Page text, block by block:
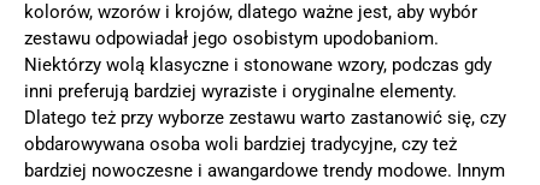
kolorów, wzorów i krojów, dlatego ważne jest, aby wybór
zestawu odpowiadał jego osobistym upodobaniom.
Niektórzy wolą klasyczne i stonowane wzory, podczas gdy
inni preferują bardziej wyraziste i oryginalne elementy.
Dlatego też przy wyborze zestawu warto zastanowić się, czy
obdarowywana osoba woli bardziej tradycyjne, czy też
bardziej nowoczesne i awangardowe trendy modowe. Innym